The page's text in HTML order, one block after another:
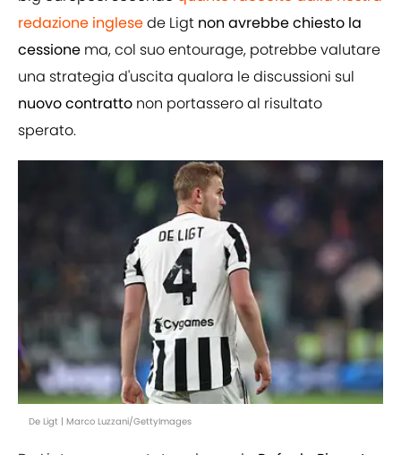
redazione inglesede Ligt non avrebbe chiesto la
cessione ma, col suo entourage, potrebbe valutare
una strategia d'uscita qualora le discussioni sul
nuovo contratto non portassero al risultato
sperato.
De Ligt | Marco Luzzani/GettyImages